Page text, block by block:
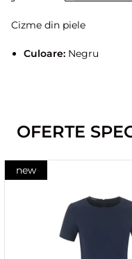
Cizme din piele
Culoare:Negru
OFERTE
new